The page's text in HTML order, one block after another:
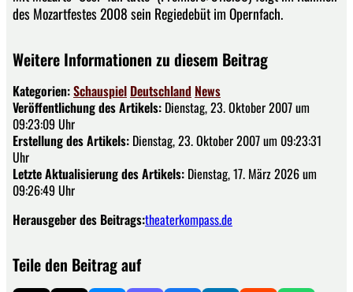
des Mozartfestes 2008 sein Regiedebüt im Opernfach.
Weitere Informationen zu diesem Beitrag
Kategorien:Schauspiel Deutschland News
Veröffentlichung des Artikels: Dienstag, 23. Oktober 2007 um
09:23:09 Uhr
Erstellung des Artikels: Dienstag, 23. Oktober 2007 um 09:23:31
Uhr
Letzte Aktualisierung des Artikels: Dienstag, 17. März 2026 um
09:26:49 Uhr
Herausgeber des Beitrags:theaterkompass.de
Teile den Beitrag auf